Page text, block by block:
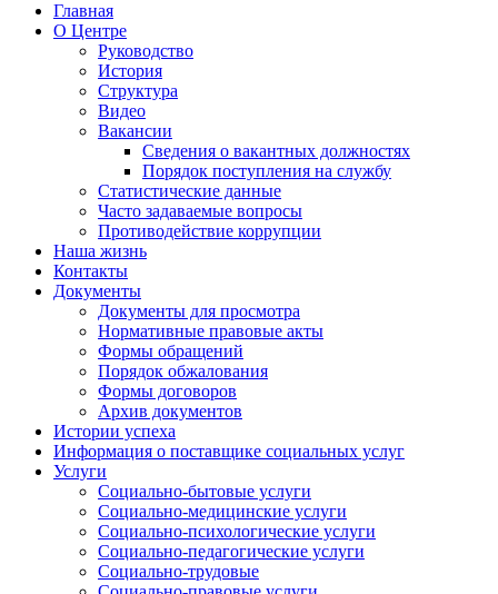
Главная
О Центре
Руководство
История
Структура
Видео
Вакансии
Сведения о вакантных должностях
Порядок поступления на службу
Статистические данные
Часто задаваемые вопросы
Противодействие коррупции
Наша жизнь
Контакты
Документы
Документы для просмотра
Нормативные правовые акты
Формы обращений
Порядок обжалования
Формы договоров
Архив документов
Истории успеха
Информация о поставщике социальных услуг
Услуги
Социально-бытовые услуги
Социально-медицинские услуги
Социально-психологические услуги
Социально-педагогические услуги
Социально-трудовые